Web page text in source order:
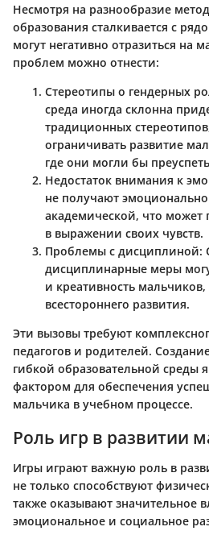
Несмотря на разнообразие
образования сталкивается с
могут негативно отразиться на
проблем можно отнести:
Стереотипы о гендерных
среда иногда склонна
традиционных
ограничивать развитие
где они могли бы
Недостаток внимания к
не получают
академической, что может
в выражении своих чувств.
Проблемы с дисциплиной:
дисциплинарные меры
и креативность
всестороннего развития.
Эти вызовы требуют
педагогов и родителей.
гибкой образовательной среды
фактором для обеспечения
мальчика в учебном процессе.
Роль игр в развитии
Игры играют важную роль в
не только способствуют
также оказывают значительное
эмоциональное и социальное